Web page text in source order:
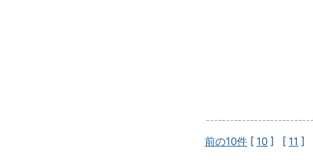
前の10件 [ 10 ] [ 11 ]